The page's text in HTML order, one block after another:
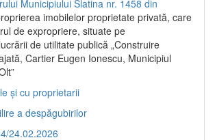
Municipiului Slatina nr. 1458 din
imobilelor proprietate privată, care
de expropriere, situate pe
de utilitate publică „Construire
Cartier Eugen Ionescu, Municipiul
și cu proprietarii
a despăgubirilor
24.02.2026